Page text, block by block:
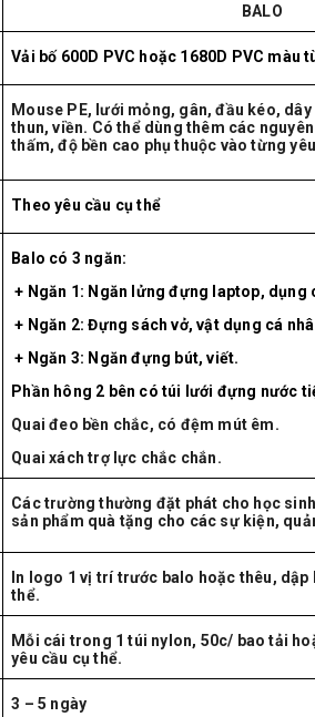
BALO
Vải bố 600D PVC hoặc 1680D PVC màu
Mouse PE, lưới mỏng, gân, đầu kéo,
thun, viền. Có thể dùng thêm các
thấm, độ bền cao phụ thuộc vào từng
Theo yêu cầu cụ thể
Balo có 3 ngăn:
+ Ngăn 1: Ngăn lửng đựng laptop, dụng
+ Ngăn 2: Đựng sách vở, vật dụng cá
+ Ngăn 3: Ngăn đựng bút, viết.
Phần hông 2 bên có túi lưới đựng nước
Quai đeo bền chắc, có đệm mút êm.
Quai xách trợ lực chắc chắn.
Các trường thường đặt phát cho học
sản phẩm quà tặng cho các sự kiện,
In logo 1 vị trí trước balo hoặc thêu, dập
thể.
Mỗi cái trong 1 túi nylon, 50c/ bao tải
yêu cầu cụ thể.
3 – 5 ngày